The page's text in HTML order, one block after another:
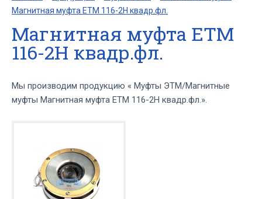
Магнитная муфта ЕТМ 116-2Н квадр.фл.
Магнитная муфта ЕТМ
116-2Н квадр.фл.
Мы производим продукцию « Муфты ЭТМ/Магнитные
муфты Магнитная муфта ЕТМ 116-2Н квадр.фл.».